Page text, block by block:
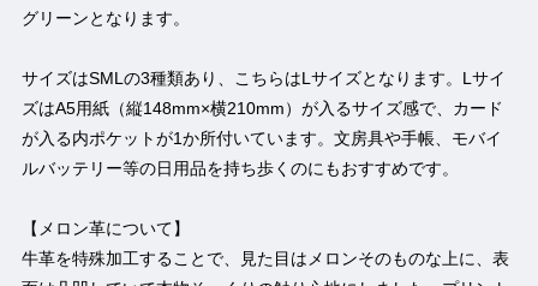
グリーンとなります。
サイズはSMLの3種類あり、こちらはLサイズとなります。Lサイ
ズはA5用紙（縦148mm×横210mm）が入るサイズ感で、カード
が入る内ポケットが1か所付いています。文房具や手帳、モバイ
ルバッテリー等の日用品を持ち歩くのにもおすすめです。
【メロン革について】
牛革を特殊加工することで、見た目はメロンそのものな上に、表